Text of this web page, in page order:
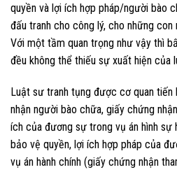
quyền và lợi ích hợp pháp/người bào
đấu tranh cho công lý, cho những con
Với một tầm quan trọng như vậy thì
đều không thể thiếu sự xuất hiện của
Luật sư tranh tụng được cơ quan
nhận người bào chữa, giấy chứng
ích của đương sự trong vụ án hình sự
bảo vệ quyền, lợi ích hợp pháp của
vụ án hành chính (giấy chứng nhận